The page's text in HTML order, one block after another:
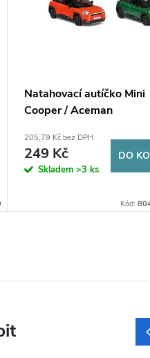
Natahovací autíčko Mini
Cooper / Aceman
205,79 Kč bez DPH
249 Kč
Skladem >3 ks
DO
Kód: